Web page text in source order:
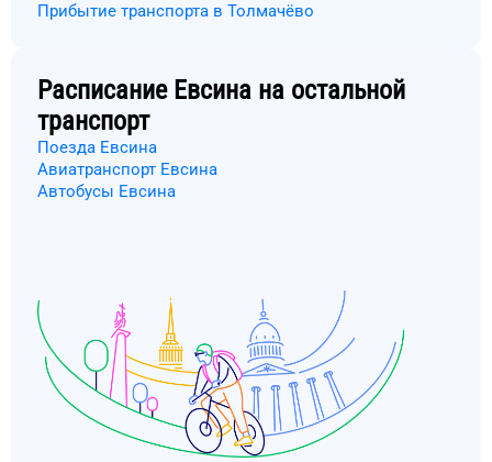
Прибытие транспорта в Толмачёво
Расписание Евсина на остальной
транспорт
Поезда Евсина
Авиатранспорт Евсина
Автобусы Евсина